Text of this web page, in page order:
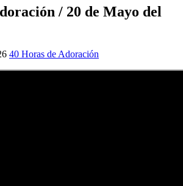
/ 20 de Mayo del
40 Horas de Adoración